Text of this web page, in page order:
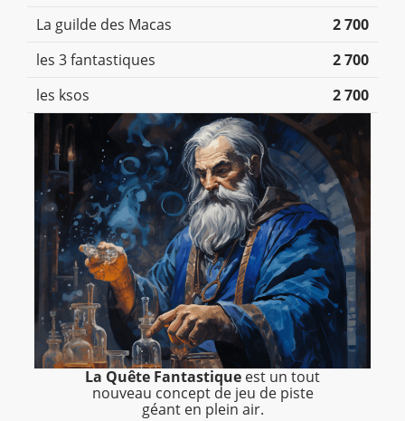
La guilde des Macas
2 700
les 3 fantastiques
2 700
les ksos
2 700
La Quête Fantastique est un tout
nouveau concept de jeu de piste
géant en plein air.